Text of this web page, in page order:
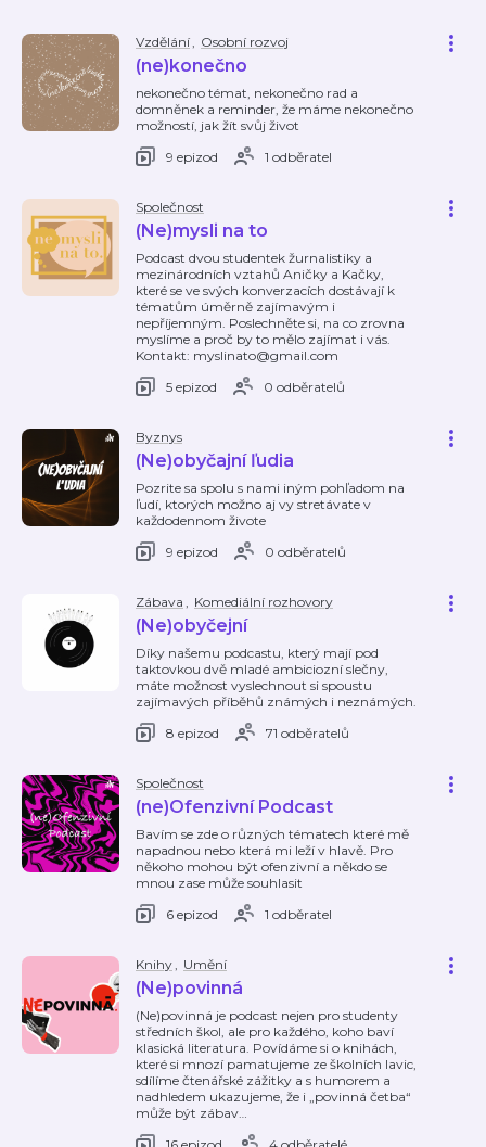
Vzdělání, Osobní rozvoj
(ne)konečno
nekonečno témat, nekonečno rad a
domněnek a reminder, že máme nekonečno
možností, jak žít svůj život
9 epizod
1 odběratel
Společnost
(Ne)mysli na to
Podcast dvou studentek žurnalistiky a
mezinárodních vztahů Aničky a Kačky,
které se ve svých konverzacích dostávají k
tématům úměrně zajímavým i
nepříjemným. Poslechněte si, na co zrovna
myslíme a proč by to mělo zajímat i vás.
Kontakt: myslinato@gmail.com
5 epizod
0 odběratelů
Byznys
(Ne)obyčajní ľudia
Pozrite sa spolu s nami iným pohľadom na
ľudí, ktorých možno aj vy stretávate v
každodennom živote
9 epizod
0 odběratelů
Zábava , Komediální rozhovory
(Ne)obyčejní
Díky našemu podcastu, který mají pod
taktovkou dvě mladé ambiciozní slečny,
máte možnost vyslechnout si spoustu
zajímavých příběhů známých i neznámých.
8 epizod
71 odběratelů
Společnost
(ne)Ofenzivní Podcast
Bavím se zde o různých tématech které mě
napadnou nebo která mi leží v hlavě. Pro
někoho mohou být ofenzivní a někdo se
mnou zase může souhlasit
6 epizod
1 odběratel
Knihy, Umění
(Ne)povinná
(Ne)povinná je podcast nejen pro studenty
středních škol, ale pro každého, koho baví
klasická literatura. Povídáme si o knihách,
které si mnozí pamatujeme ze školních lavic,
sdílíme čtenářské zážitky a s humorem a
nadhledem ukazujeme, že i „povinná četba“
může být zábav…
16 epizod
4 odběratelé